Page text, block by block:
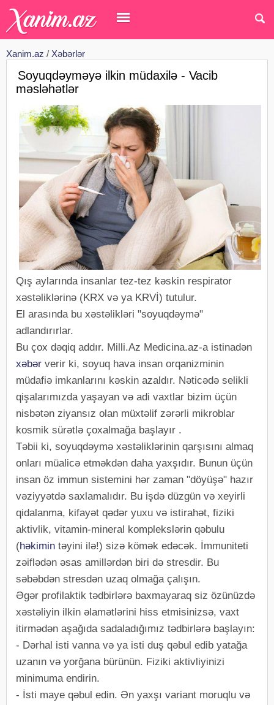
Xanim.az / Xəbərlər
Soyuqdəyməyə ilkin müdaxilə - Vacib
məsləhətlər
Qış aylarında insanlar tez-tez kəskin respirator
xəstəliklərinə (KRX və ya KRVİ) tutulur.
El arasında bu xəstəlikləri "soyuqdəymə"
adlandırırlar.
Bu çox dəqiq addır. Milli.Az Medicina.az-a istinadən
xəbər verir ki, soyuq hava insan orqanizminin
müdafiə imkanlarını kəskin azaldır. Nəticədə selikli
qişalarımızda yaşayan və adi vaxtlar bizim üçün
nisbətən ziyansız olan müxtəlif zərərli mikroblar
kosmik sürətlə çoxalmağa başlayır .
Təbii ki, soyuqdəymə xəstəliklərinin qarşısını almaq
onları müalicə etməkdən daha yaxşıdır. Bunun üçün
insan öz immun sistemini hər zaman "döyüşə" hazır
vəziyyətdə saxlamalıdır. Bu işdə düzgün və xeyirli
qidalanma, kifayət qədər yuxu və istirahət, fiziki
aktivlik, vitamin-mineral komplekslərin qəbulu
(həkimin təyini ilə!) sizə kömək edəcək. İmmuniteti
zəiflədən əsas amillərdən biri də stresdir. Bu
səbəbdən stresdən uzaq olmağa çalışın.
Əgər profilaktik tədbirlərə baxmayaraq siz özünüzdə
xəstəliyin ilkin əlamətlərini hiss etmisinizsə, vaxt
itirmədən aşağıda sadaladığımız tədbirlərə başlayın:
- Dərhal isti vanna və ya isti duş qəbul edib yatağa
uzanın və yorğana bürünün. Fiziki aktivliyinizi
minimuma endirin.
- İsti maye qəbul edin. Ən yaxşı variant moruqlu və